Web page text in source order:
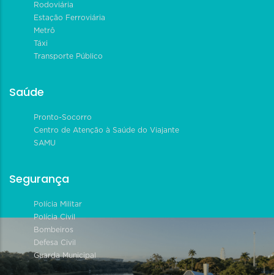
Rodoviária
Estação Ferroviária
Metrô
Táxi
Transporte Público
Saúde
Pronto-Socorro
Centro de Atenção à Saúde do Viajante
SAMU
Segurança
Polícia Militar
Polícia Civil
Bombeiros
Defesa Civil
Guarda Municipal